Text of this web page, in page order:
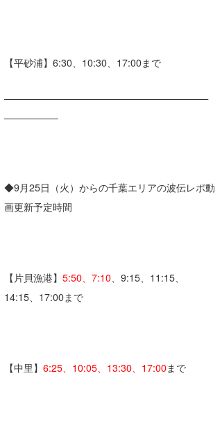
【平砂浦】6:30、10:30、17:00まで
—————————————————————
—————–
◆9月25日（火）からの千葉エリアの波伝レポ動
画更新予定時間
【片貝漁港】5:50、7:10、9:15、11:15、
14:15、17:00まで
【中里】6:25、10:05、13:30、17:00まで